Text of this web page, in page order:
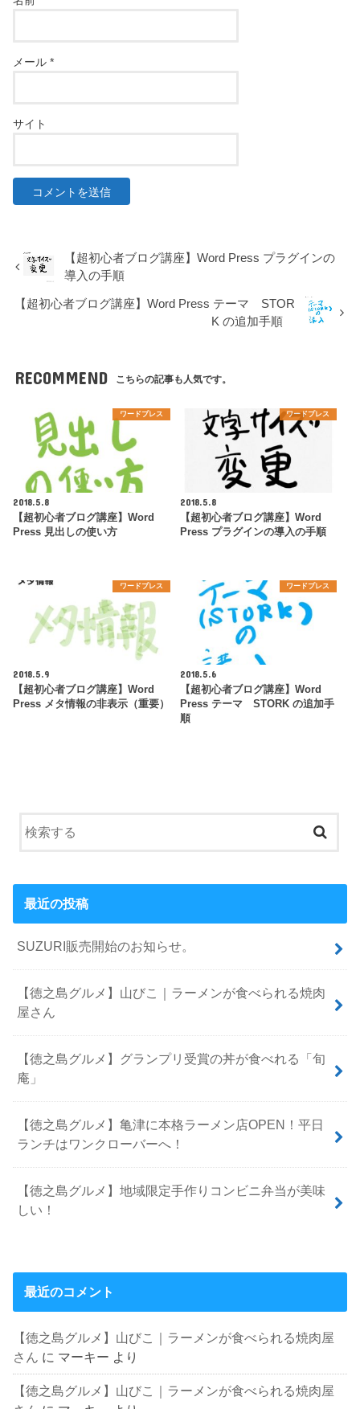
メール*
サイト
【超初心者ブログ講座】Word Press プラグインの
導入の手順
【超初心者ブログ講座】Word Press テーマ STOR
K の追加手順
RECOMMEND こちらの記事も人気です。
ワードプレス
2018.5.8
【超初心者ブログ講座】Word
Press 見出しの使い方
ワードプレス
2018.5.8
【超初心者ブログ講座】Word
Press プラグインの導入の手順
ワードプレス
2018.5.9
【超初心者ブログ講座】Word
Press メタ情報の非表示（重要）
ワードプレス
2018.5.6
【超初心者ブログ講座】Word
Press テーマ STORK の追加手
順
最近の投稿
SUZURI販売開始のお知らせ。
【徳之島グルメ】山びこ｜ラーメンが食べられる焼肉
屋さん
【徳之島グルメ】グランプリ受賞の丼が食べれる「旬
庵」
【徳之島グルメ】亀津に本格ラーメン店OPEN！平日
ランチはワンクローバーへ！
【徳之島グルメ】地域限定手作りコンビニ弁当が美味
しい！
最近のコメント
【徳之島グルメ】山びこ｜ラーメンが食べられる焼肉屋
さん に マーキー より
【徳之島グルメ】山びこ｜ラーメンが食べられる焼肉屋